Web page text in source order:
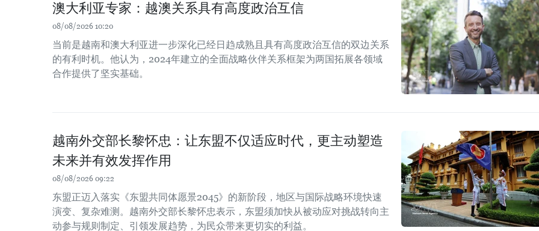
澳大利亚专家：越澳关系具有高度政治互信
08/08/2026 10:20
当前是越南和澳大利亚进一步深化已经日趋成熟且具有高度政治互信的双边关系
的有利时机。他认为，2024年建立的全面战略伙伴关系框架为两国拓展各领域
合作提供了坚实基础。
越南外交部长黎怀忠：让东盟不仅适应时代，更主动塑造
未来并有效发挥作用
08/08/2026 09:22
东盟正迈入落实《东盟共同体愿景2045》的新阶段，地区与国际战略环境快速
演变、复杂难测。越南外交部长黎怀忠表示，东盟须加快从被动应对挑战转向主
动参与规则制定、引领发展趋势，为民众带来更切实的利益。